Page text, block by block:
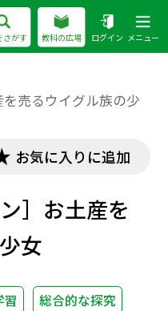
さがす 教科の広場 ログイン メニュー
を売るウイグル族の少
お気に入りに追加
］お土産を
女
習
総合的な探究